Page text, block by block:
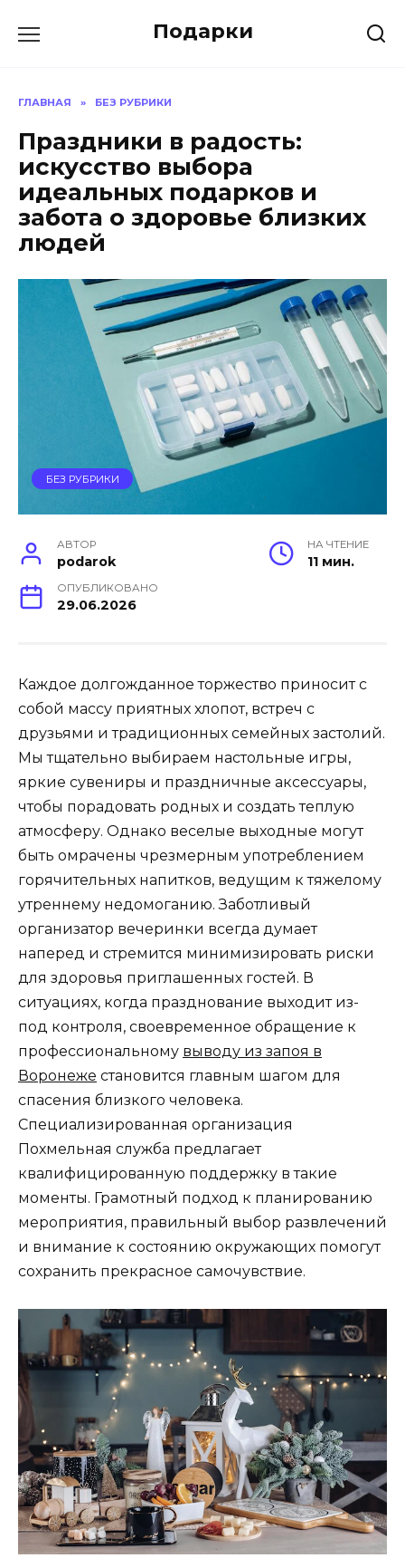
Подарки
ГЛАВНАЯ » БЕЗ РУБРИКИ
Праздники в радость:
искусство выбора
идеальных подарков и
забота о здоровье близких
людей
БЕЗ РУБРИКИ
АВТОР
podarok
НА ЧТЕНИЕ
11 мин.
ОПУБЛИКОВАНО
29.06.2026
Каждое долгожданное торжество приносит с
собой массу приятных хлопот, встреч с
друзьями и традиционных семейных застолий.
Мы тщательно выбираем настольные игры,
яркие сувениры и праздничные аксессуары,
чтобы порадовать родных и создать теплую
атмосферу. Однако веселые выходные могут
быть омрачены чрезмерным употреблением
горячительных напитков, ведущим к тяжелому
утреннему недомоганию. Заботливый
организатор вечеринки всегда думает
наперед и стремится минимизировать риски
для здоровья приглашенных гостей. В
ситуациях, когда празднование выходит из-
под контроля, своевременное обращение к
профессиональному выводу из запоя в
Воронеже становится главным шагом для
спасения близкого человека.
Специализированная организация
Похмельная служба предлагает
квалифицированную поддержку в такие
моменты. Грамотный подход к планированию
мероприятия, правильный выбор развлечений
и внимание к состоянию окружающих помогут
сохранить прекрасное самочувствие.